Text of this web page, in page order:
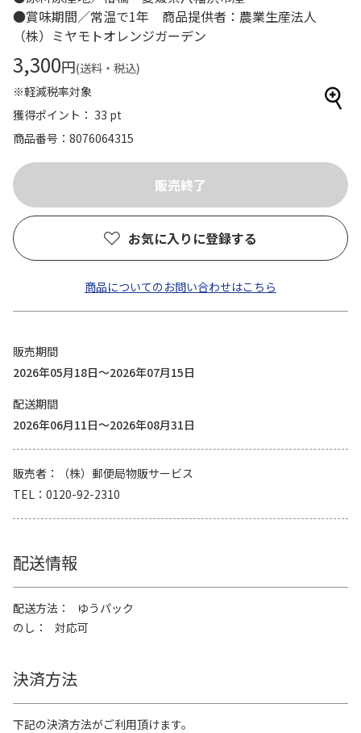
●賞味期間／常温で1年 商品提供者：農業生産法人
（株）ミヤモトオレンジガーデン
3,300円(送料・税込)
※軽減税率対象
獲得ポイント： 33 pt
商品番号
8076064315
お気に入りに登録する
商品についてのお問い合わせはこちら
販売期間
2026年05月18日～2026年07月15日
配送期間
2026年06月11日～2026年08月31日
販売者
（株）郵便局物販サービス
TEL
0120-92-2310
配送情報
配送方法
ゆうパック
のし
対応可
決済方法
下記の決済方法がご利用頂けます。